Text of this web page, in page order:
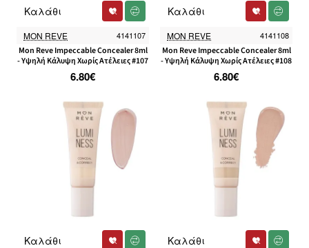
MON REVE 4141107
Mon Reve Impeccable Concealer 8ml
- Υψηλή Κάλυψη Χωρίς Ατέλειες #107
6.80€
Καλάθι
MON REVE 4141108
Mon Reve Impeccable Concealer 8ml
- Υψηλή Κάλυψη Χωρίς Ατέλειες #108
6.80€
Καλάθι
Καλάθι Καλάθι